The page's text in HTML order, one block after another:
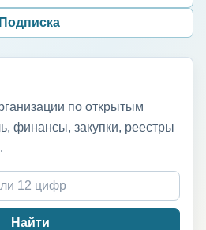
Подписка
по открытым
финансы, закупки, реестры
Найти